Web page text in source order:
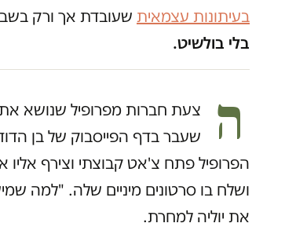
בעיתונות עצמאית שעובדת אך ורק
בלי בולשיט.
ה
צעת חברות מפרופיל שנושא
שעבר בדף הפייסבוק של בן
הפרופיל פתח צ'אט קבוצתי וצירף
ושלח בו סרטונים מיניים שלה. "למה
את יוליה למחרת.